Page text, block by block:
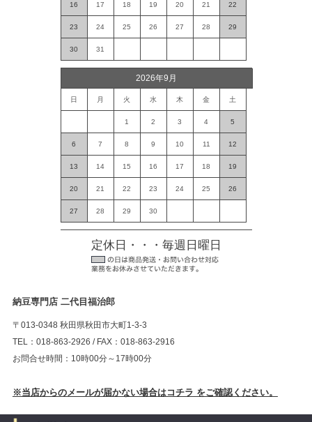
16 17 18 19 20 21 22
23 24 25 26 27 28 29
30 31
2026年9月
日 月 火 水 木 金 土
1 2 3 4 5
6 7 8 9 10 11 12
13 14 15 16 17 18 19
20 21 22 23 24 25 26
27 28 29 30
定休日・・・毎週日曜日
納豆専門店 二代目福治郎
〒013-0348 秋田県秋田市大町1-3-3
TEL：018-863-2926 / FAX：018-863-2916
お問合せ時間：10時00分～17時00分
※当店からのメールが届かない場合はコチラ をご確認ください。